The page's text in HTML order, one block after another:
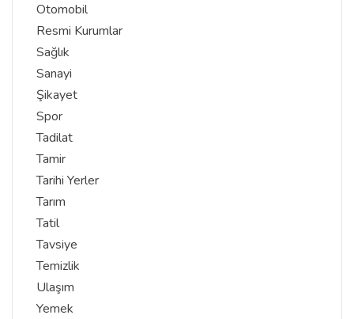
Otomobil
Resmi Kurumlar
Sağlık
Sanayi
Şikayet
Spor
Tadilat
Tamir
Tarihi Yerler
Tarım
Tatil
Tavsiye
Temizlik
Ulaşım
Yemek